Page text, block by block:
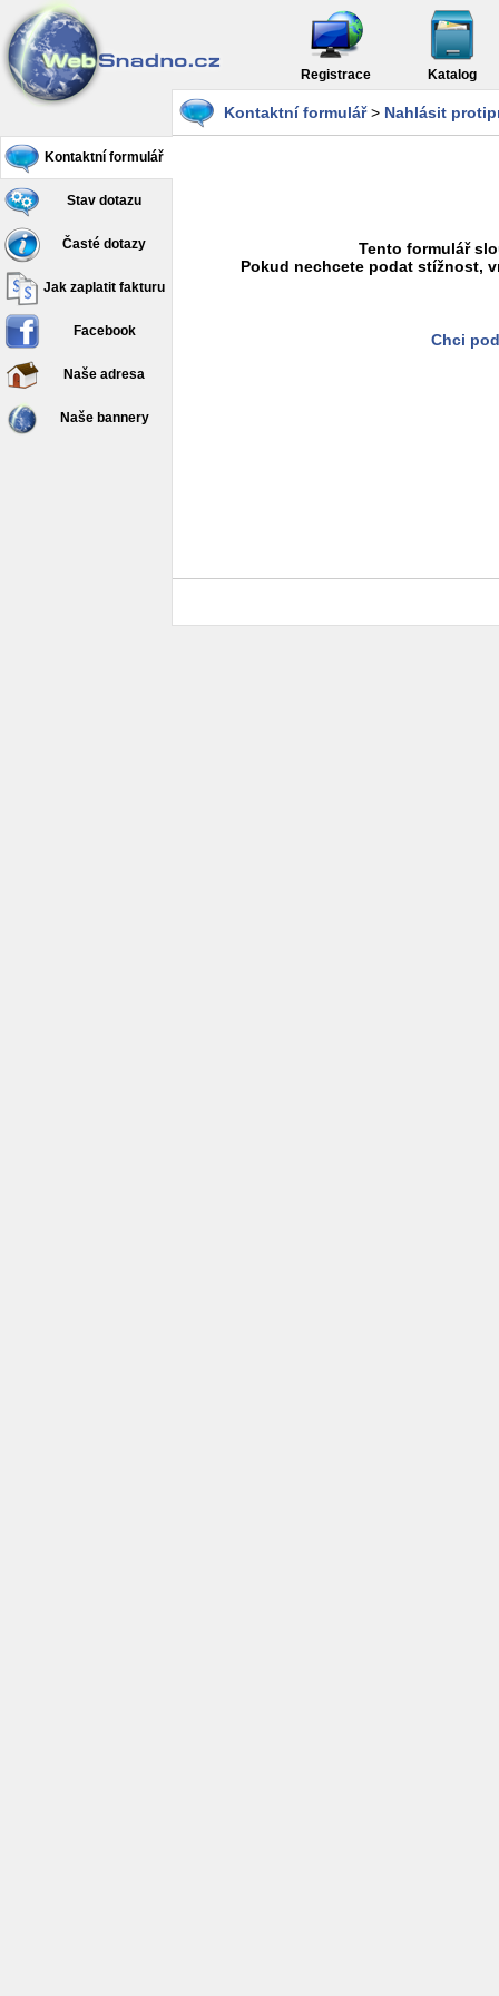
Registrace Katalog
Kontaktní formulář
Stav dotazu
Časté dotazy
Jak zaplatit fakturu
Facebook
Naše adresa
Naše bannery
Kontaktní formulář> Nahlásit
Tento formulář
Pokud nechcete podat stížnost,
Chci